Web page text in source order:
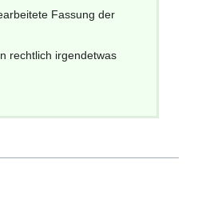
Fassung der
rechtlich irgendetwas